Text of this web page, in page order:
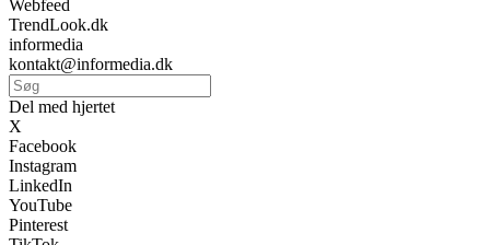
Webfeed
TrendLook.dk
informedia
kontakt@informedia.dk
Del med hjertet
X
Facebook
Instagram
LinkedIn
YouTube
Pinterest